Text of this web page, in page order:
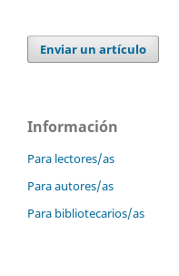
Enviar un artículo
Información
Para lectores/as
Para autores/as
Para bibliotecarios/as